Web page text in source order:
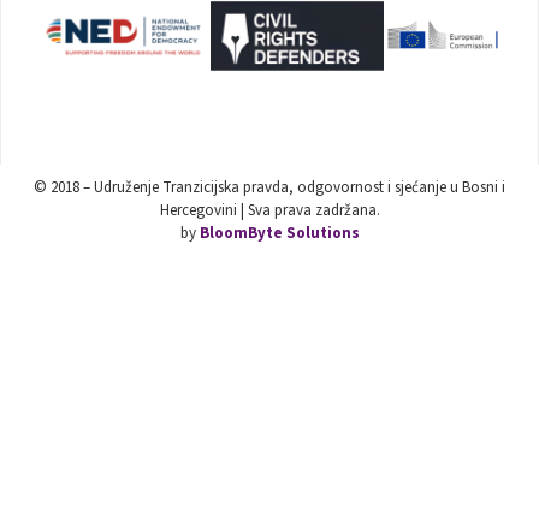
© 2018 – Udruženje Tranzicijska pravda, odgovornost i sjećanje u Bosni i
Hercegovini | Sva prava zadržana.
by BloomByte Solutions